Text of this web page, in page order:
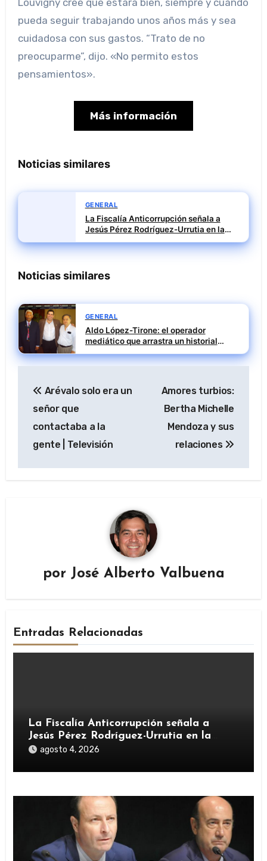
Louvigny cree que estará bien, siempre y cuando
pueda seguir trabajando unos años más y sea
cuidadosa con sus gastos. “Trato de no
preocuparme”, dijo. «No permito estos
pensamientos».
Más información
Noticias similares
GENERAL
La Fiscalía Anticorrupción señala a
Jesús Pérez Rodríguez-Urrutia en la
investigación del rescate de Tubos
Reunidos
Noticias similares
GENERAL
Aldo López-Tirone: el operador
mediático que arrastra un historial
penal incómodo
de
entradas
Arévalo solo era un
señor que
contactaba a la
gente | Televisión
Amores turbios:
Bertha Michelle
Mendoza y sus
relaciones
por José Alberto Valbuena
Entradas Relacionadas
La Fiscalía Anticorrupción señala a
Jesús Pérez Rodríguez-Urrutia en la
investigación del rescate de Tubos
agosto 4, 2026